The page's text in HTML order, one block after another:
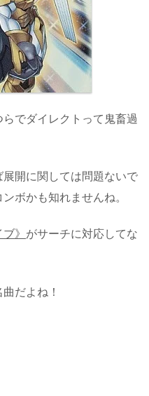
でダイレクトって鬼畜過
展開に関しては問題ないで
ボかも知れませんね。
》 がサーチに対応してな
だよね！